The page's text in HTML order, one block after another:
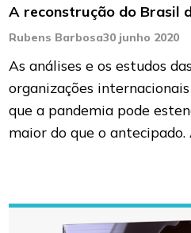
A reconstrução do Brasil
Rubens Barbosa30 junho 2020
As análises e os estudos
organizações
que a pandemia pode
maior do que o antecipado.